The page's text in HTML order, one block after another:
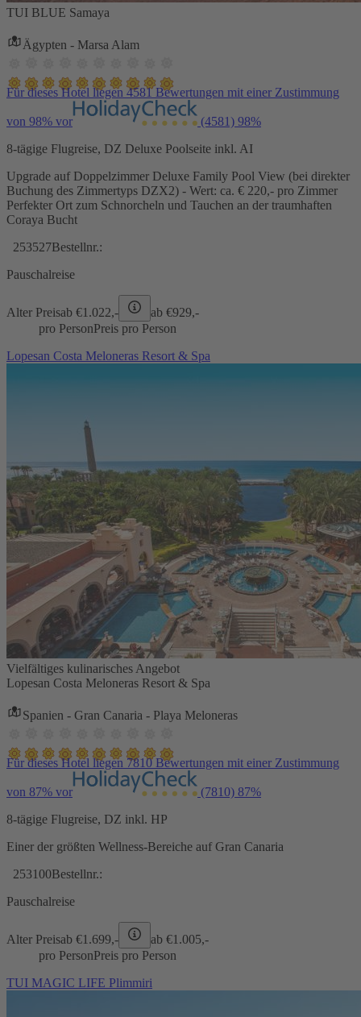
TUI BLUE Samaya
Ägypten - Marsa Alam
Für dieses Hotel liegen 4581 Bewertungen mit einer Zustimmung
von 98% vor (4581) 98%
8-tägige Flugreise, DZ Deluxe Poolseite inkl. AI
Upgrade auf Doppelzimmer Deluxe Family Pool View (bei direkter
Buchung des Zimmertyps DZX2) - Wert: ca. € 220,- pro Zimmer
Perfekter Ort zum Schnorcheln und Tauchen an der traumhaften
Coraya Bucht
253527Bestellnr.:
Pauschalreise
Alter Preisab €1.022,- ab €929,-
pro PersonPreis pro Person
Lopesan Costa Meloneras Resort & Spa
Vielfältiges kulinarisches Angebot
Lopesan Costa Meloneras Resort & Spa
Spanien - Gran Canaria - Playa Meloneras
Für dieses Hotel liegen 7810 Bewertungen mit einer Zustimmung
von 87% vor (7810) 87%
8-tägige Flugreise, DZ inkl. HP
Einer der größten Wellness-Bereiche auf Gran Canaria
253100Bestellnr.:
Pauschalreise
Alter Preisab €1.699,- ab €1.005,-
pro PersonPreis pro Person
TUI MAGIC LIFE Plimmiri